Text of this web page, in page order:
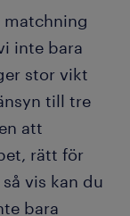
matchning
inte bara
stor vikt
till tre
att
rätt för
vis kan du
bara